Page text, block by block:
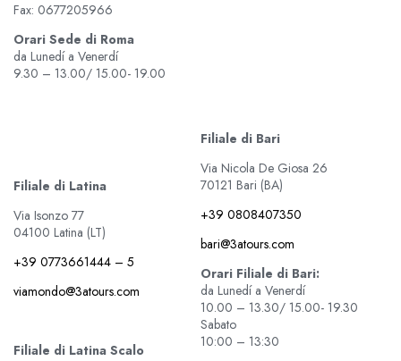
Fax: 0677205966
Orari Sede di Roma
da Lunedí a Venerdí
9.30 – 13.00/ 15.00- 19.00
Filiale di Latina
Via Isonzo 77
04100 Latina (LT)
+39 0773661444 – 5
viamondo@3atours.com
Filiale di Latina Scalo
Filiale di Bari
Via Nicola De Giosa 26
70121 Bari (BA)
+39 0808407350
bari@3atours.com
Orari Filiale di Bari:
da Lunedí a Venerdí
10.00 – 13.30/ 15.00- 19.30
Sabato
10:00 – 13:30